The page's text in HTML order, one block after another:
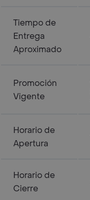
Tiempo de
Entrega
Aproximado
Promoción
Vigente
Horario de
Apertura
Horario de
Cierre